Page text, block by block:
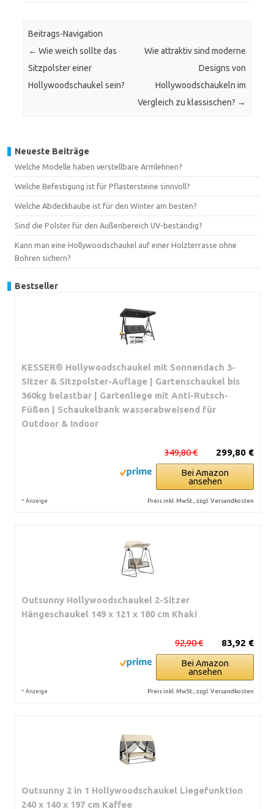
Beitrags-Navigation
← Wie weich sollte das
Sitzpolster einer
Hollywoodschaukel sein?
Wie attraktiv sind moderne
Designs von
Hollywoodschaukeln im
Vergleich zu klassischen? →
Neueste Beiträge
Welche Modelle haben verstellbare Armlehnen?
Welche Befestigung ist für Pflastersteine sinnvoll?
Welche Abdeckhaube ist für den Winter am besten?
Sind die Polster für den Außenbereich UV-beständig?
Kann man eine Hollywoodschaukel auf einer Holzterrasse ohne
Bohren sichern?
Bestseller
KESSER® Hollywoodschaukel mit Sonnendach 3-
Sitzer & Sitzpolster-Auflage | Gartenschaukel bis
360kg belastbar | Gartenliege mit Anti-Rutsch-
Füßen | Schaukelbank wasserabweisend für
Outdoor & Indoor
299,80 €
349,80 €
Bei Amazon
ansehen
* Anzeige Preis inkl. MwSt., zzgl. Versandkosten
Outsunny Hollywoodschaukel 2-Sitzer
Hängeschaukel 149 x 121 x 180 cm Khaki
83,92 €
92,90 €
Bei Amazon
ansehen
* Anzeige Preis inkl. MwSt., zzgl. Versandkosten
Outsunny 2 in 1 Hollywoodschaukel Liegefunktion
240 x 140 x 197 cm Kaffee